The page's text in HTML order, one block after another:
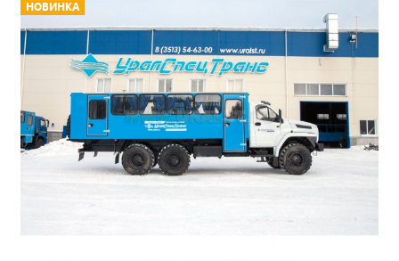
НОВИНКА